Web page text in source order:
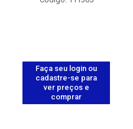
Faça seu login ou
cadastre-se para
ver preços e
comprar